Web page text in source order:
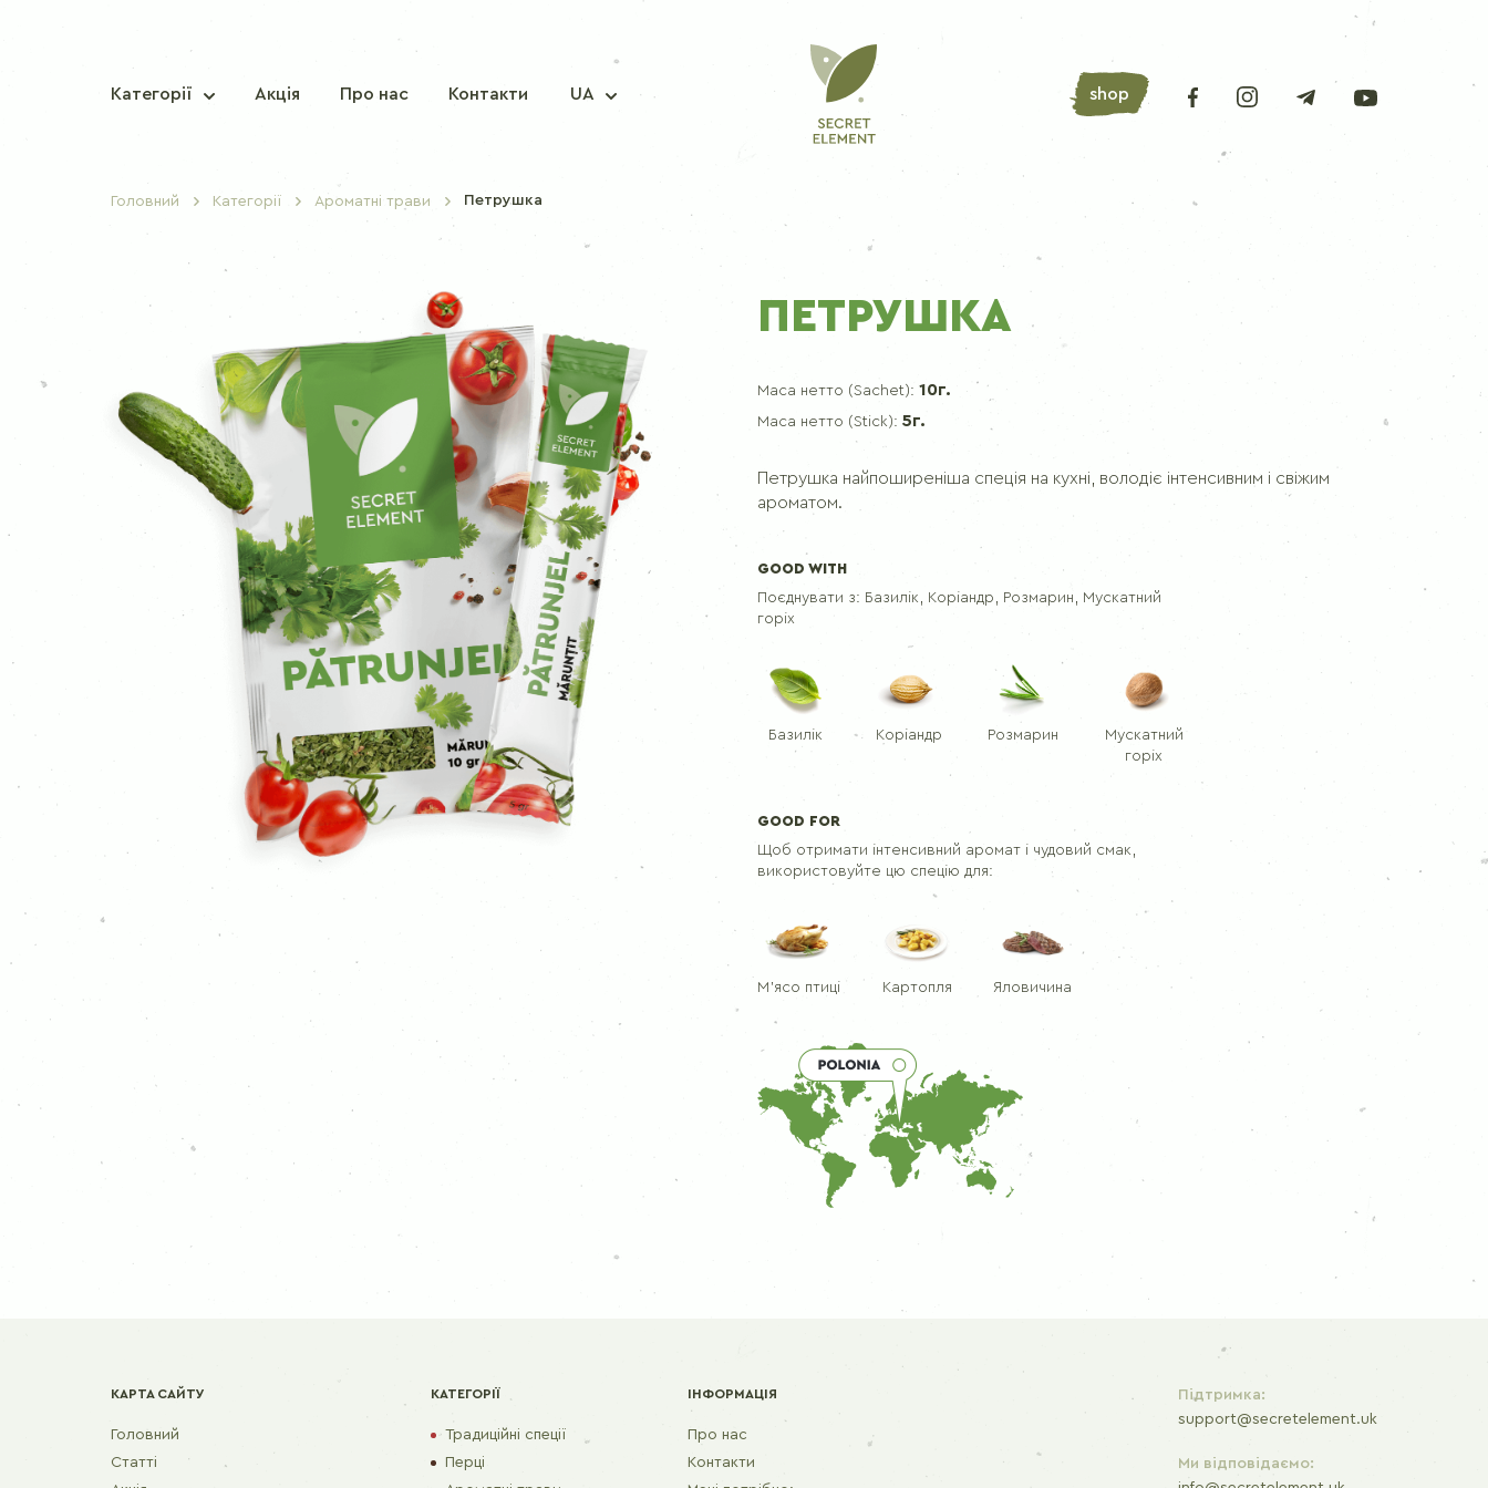
Категорії
Паприка солодка
Перець червоний гострий
Мускатний горіх
Кориця
Гвоздика
Гвоздика мелена
Куркума
Каррі
Гірчиця
Імбир
Часник
Коріандр мелений
Коріандр
Кмин
Приправа для риби
Приправа для свинини
Приправа для курки
Приправа для корейської моркви
Приправа для борщу
Приправа для шашлику
ПЕРЦІ
Перець духмяний горошок
Лавровий лист
Любисток
Акція Про нас Контакти UA shop
Головний Категорії Ароматні трави Петрушка
ПЕТРУШКА
Маса нетто (Sachet): 10г.
Маса нетто (Stick): 5г.
Петрушка найпоширеніша спеція на кухні, володіє інтенсивним і свіжим
ароматом.
GOOD WITH
Поєднувати з: Базилік, Коріандр, Розмарин, Мускатний
горіх
Базилік Коріандр Розмарин
Мускатний
горіх
GOOD FOR
Щоб отримати інтенсивний аромат і чудовий смак,
використовуйте цю спецію для:
М'ясо птиці Картопля Яловичина
КАРТА САЙТУ
Головний
Статті
КАТЕГОРІЇ
Традиційні спеції
Перці
ІНФОРМАЦІЯ
Про нас
Контакти
Підтримка:
support@secretelement.uk
Ми відповідаємо: